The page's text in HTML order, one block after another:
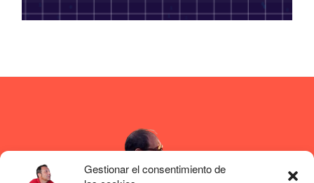
Gestionar el consentimiento de